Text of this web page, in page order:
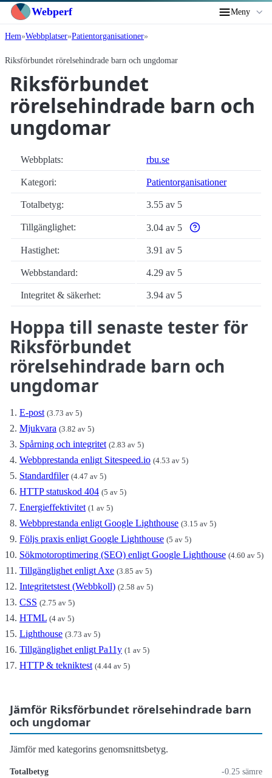
Webperf Meny
Hem Webbplatser Patient­organisationer
Riksförbundet rörelsehindrade barn och ungdomar
Riksförbundet
rörelsehindrade barn och
ungdomar
Webbplats: rbu.se
Kategori: Patient­organisationer
Totalbetyg: 3.55 av 5
Tillgänglighet: 3.04 av 5
Varför enbart
Hastighet:
3.91 av 5
Webbstandard: 4.29 av 5
Integritet & säkerhet: 3.94 av 5
Hoppa till senaste tester för
Riksförbundet
rörelsehindrade barn och
ungdomar
E-post (3.73 av 5)
Mjukvara (3.82 av 5)
Spårning och integritet (2.83 av 5)
Webbprestanda enligt Sitespeed.io (4.53 av 5)
Standardfiler (4.47 av 5)
HTTP statuskod 404 (5 av 5)
Energieffektivitet (1 av 5)
Webbprestanda enligt Google Lighthouse (3.15 av 5)
Följs praxis enligt Google Lighthouse (5 av 5)
Sökmotoroptimering (SEO) enligt Google Lighthouse (4.60 av 5)
Tillgänglighet enligt Axe (3.85 av 5)
Integritetstest (Webbkoll) (2.58 av 5)
CSS (2.75 av 5)
HTML (4 av 5)
Lighthouse (3.73 av 5)
Tillgänglighet enligt Pa11y (1 av 5)
HTTP & tekniktest (4.44 av 5)
Jämför Riksförbundet rörelsehindrade barn
och ungdomar
Jämför med kategorins genomsnittsbetyg.
Totalbetyg
-0.25 sämre